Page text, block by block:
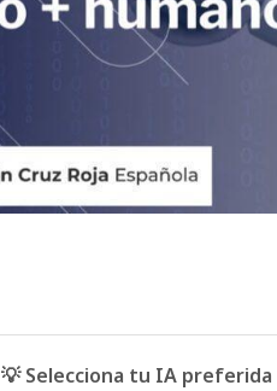
💡 Selecciona tu IA